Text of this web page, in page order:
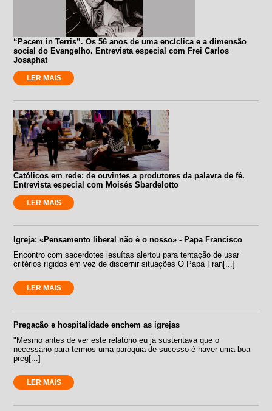
“Pacem in Terris”. Os 56 anos de uma encíclica e a dimensão
social do Evangelho. Entrevista especial com Frei Carlos
Josaphat
LER MAIS
Católicos em rede: de ouvintes a produtores da palavra de fé.
Entrevista especial com Moisés Sbardelotto
LER MAIS
Igreja: «Pensamento liberal não é o nosso» - Papa Francisco
Encontro com sacerdotes jesuítas alertou para tentação de usar
critérios rígidos em vez de discernir situações O Papa Fran[...]
LER MAIS
Pregação e hospitalidade enchem as igrejas
"Mesmo antes de ver este relatório eu já sustentava que o
necessário para termos uma paróquia de sucesso é haver uma boa
preg[...]
LER MAIS